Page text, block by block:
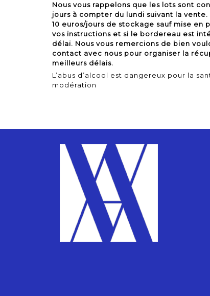
Nous vous rappelons que les lots sont
jours à compter du lundi suivant la
10 euros/jours de stockage sauf mise en
vos instructions et si le bordereau est
délai. Nous vous remercions de bien
contact avec nous pour organiser la
meilleurs délais.
L’abus d’alcool est dangereux pour la
modération